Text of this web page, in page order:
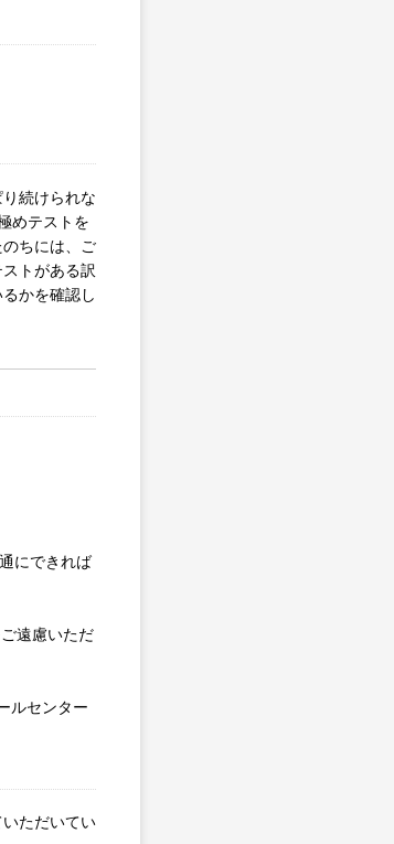
続けられな
めテストを
ちには、ご
トがある訳
かを確認し
にできれば
遠慮いただ
ルセンター
ただいてい